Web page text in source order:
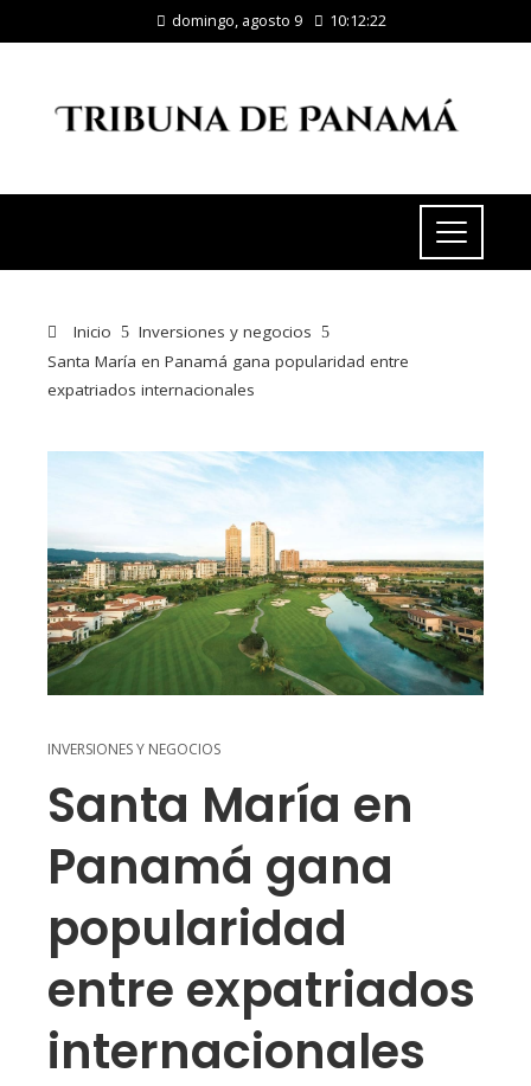
domingo, agosto 9 10:12:23
Inicio
Inversiones y negocios
Santa María en Panamá gana popularidad entre
expatriados internacionales
INVERSIONES Y NEGOCIOS
Santa María en
Panamá gana
popularidad
entre expatriados
internacionales